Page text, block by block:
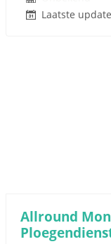
Laatste
Allround